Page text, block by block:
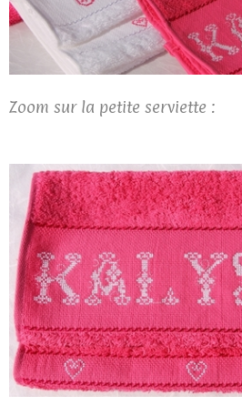
Zoom sur la petite serviette :